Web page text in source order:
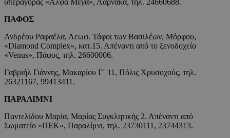
υπεραγοράς «Άλφα Μέγα», Λάρνακα, τηλ. 24660688.
ΠΑΦΟΣ
Ανδρέου Ραφαέλα, Λεωφ. Τάφοι των Βασιλέων, Μόρφου,
«Diamond Complex», κατ.15. Απέναντι από το ξενοδοχείο
«Venus», Πάφος, τηλ. 26600006.
Γαβριήλ Γιάννης, Μακαρίου Γ΄ 11, Πόλις Χρυσοχούς, τηλ.
26321167, 99413411.
ΠΑΡΑΛΙΜΝΙ
Παντελίδου Μαρία, Μαρίας Συγκλητικής 2. Απέναντι από
Σωματείο «ΠΕΚ», Παραλίμνι, τηλ. 23730111, 23744313.